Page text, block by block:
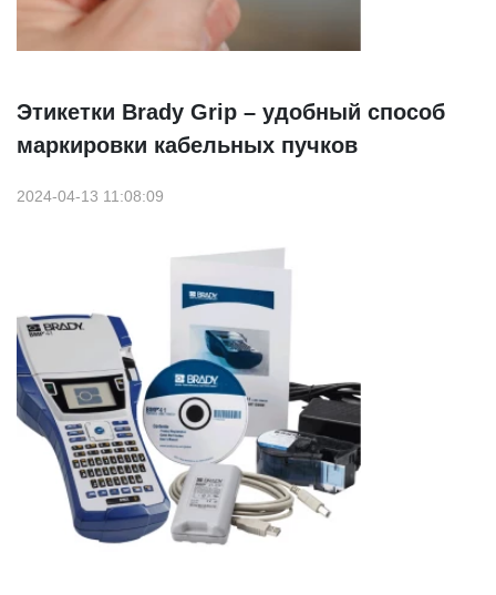
Этикетки Brady Grip – удобный способ
маркировки кабельных пучков
2024-04-13 11:08:09